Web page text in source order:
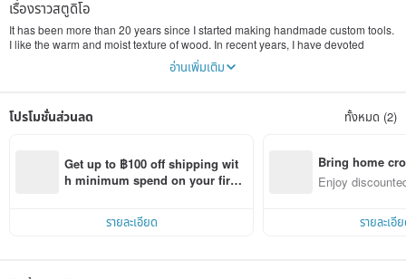
เรื่องราวสตูดิโอ
It has been more than 20 years since I started making handmade custom tools.
I like the warm and moist texture of wood. In recent years, I have devoted
myself to wooden products (such as solid wood handmade pen trays) and
อ่านเพิ่มเติม
โปรโมชั่นส่วนลด ทั้งหมด (2)
Get up to ฿100 off shipping wit
h minimum spend on your first
รายละเอียด
Bring home
n with ease
Enjoy
รายละเอี